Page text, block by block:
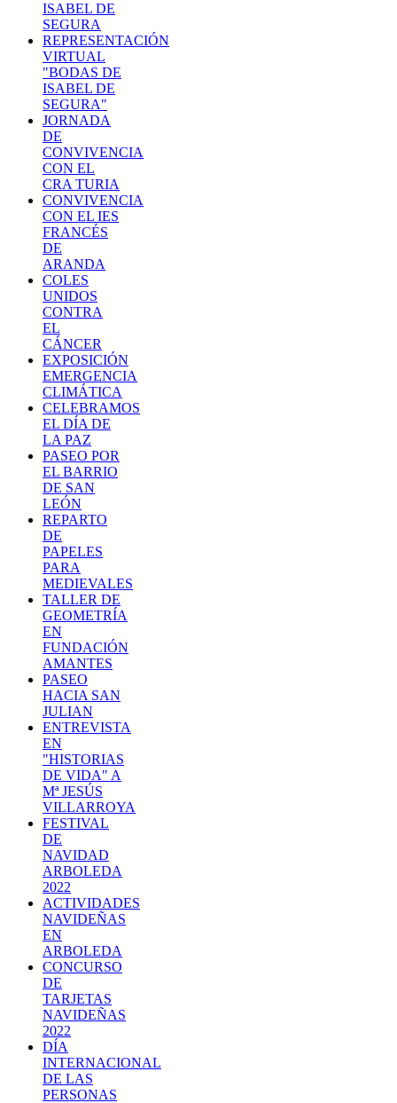
ISABEL DE
SEGURA
REPRESENTACIÓN
VIRTUAL
"BODAS DE
ISABEL DE
SEGURA"
JORNADA
DE
CONVIVENCIA
CON EL
CRA TURIA
CONVIVENCIA
CON EL IES
FRANCÉS
DE
ARANDA
COLES
UNIDOS
CONTRA
EL
CÁNCER
EXPOSICIÓN
EMERGENCIA
CLIMÁTICA
CELEBRAMOS
EL DÍA DE
LA PAZ
PASEO POR
EL BARRIO
DE SAN
LEÓN
REPARTO
DE
PAPELES
PARA
MEDIEVALES
TALLER DE
GEOMETRÍA
EN
FUNDACIÓN
AMANTES
PASEO
HACIA SAN
JULIAN
ENTREVISTA
EN
"HISTORIAS
DE VIDA" A
Mª JESÚS
VILLARROYA
FESTIVAL
DE
NAVIDAD
ARBOLEDA
2022
ACTIVIDADES
NAVIDEÑAS
EN
ARBOLEDA
CONCURSO
DE
TARJETAS
NAVIDEÑAS
2022
DÍA
INTERNACIONAL
DE LAS
PERSONAS